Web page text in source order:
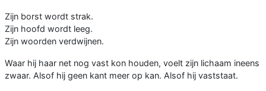
Zijn borst wordt strak.
Zijn hoofd wordt leeg.
Zijn woorden verdwijnen.
Waar hij haar net nog vast kon houden, voelt zijn lichaam ineens
zwaar. Alsof hij geen kant meer op kan. Alsof hij vaststaat.